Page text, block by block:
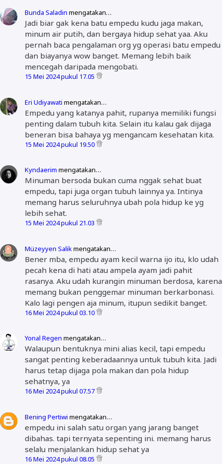
Bunda Saladin mengatakan…
Jadi biar gak kena batu empedu kudu jaga makan,
minum air putih, dan bergaya hidup sehat yaa. Aku
pernah baca pengalaman org yg operasi batu empedu
dan biayanya wow banget. Memang lebih baik
mencegah daripada mengobati.
15 Mei 2024 pukul 17.05
Eri Udiyawati mengatakan…
Empedu yang katanya pahit, rupanya memiliki fungsi
penting dalam tubuh kita. Selain itu kalau gak dijaga
beneran bisa bahaya yg mengancam kesehatan kita.
15 Mei 2024 pukul 19.50
Kyndaerim mengatakan…
Minuman bersoda bukan cuma nggak sehat buat
empedu, tapi juga organ tubuh lainnya ya. Intinya
memang harus seluruhnya ubah pola hidup ke yg
lebih sehat.
15 Mei 2024 pukul 21.03
Müzeyyen Salikmengatakan…
Bener mba, empedu ayam kecil warna ijo itu, klo udah
pecah kena di hati atau ampela ayam jadi pahit
rasanya. Aku udah kurangin minuman berdosa, karena
memang bukan penggemar minuman berkarbonasi.
Kalo lagi pengen aja minum, itupun sedikit banget.
16 Mei 2024 pukul 03.10
Yonal Regen mengatakan…
Walaupun bentuknya mini alias kecil, tapi empedu
sangat penting keberadaannya untuk tubuh kita. Jadi
harus tetap dijaga pola makan dan pola hidup
sehatnya, ya
16 Mei 2024 pukul 07.57
Bening Pertiwi mengatakan…
empedu ini salah satu organ yang jarang banget
dibahas. tapi ternyata sepenting ini. memang harus
selalu menjalankan hidup sehat ya
16 Mei 2024 pukul 08.05